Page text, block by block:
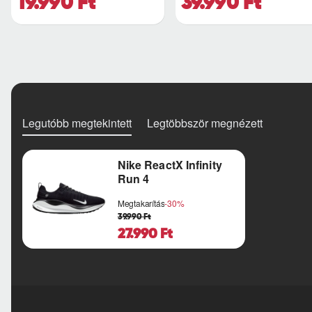
Legutóbb megtekintett Legtöbbször megnézett
Nike ReactX Infinity
Run 4
Megtakarítás-30%
27.990 Ft
39.990 Ft